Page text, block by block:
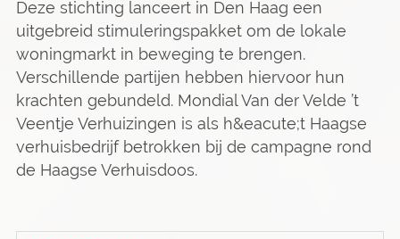
Deze stichting lanceert in Den Haag een
uitgebreid stimuleringspakket om de lokale
woningmarkt in beweging te brengen.
Verschillende partijen hebben hiervoor hun
krachten gebundeld. Mondial Van der Velde ’t
Veentje Verhuizingen is als h&eacute;t Haagse
verhuisbedrijf betrokken bij de campagne rond
de Haagse Verhuisdoos.